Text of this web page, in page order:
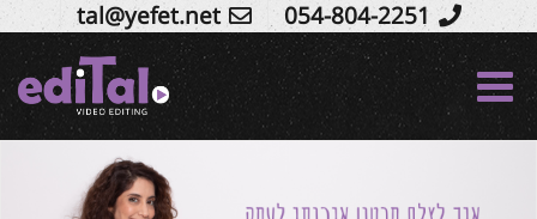
Skip
to
content
054-804-2251
tal@yefet.net